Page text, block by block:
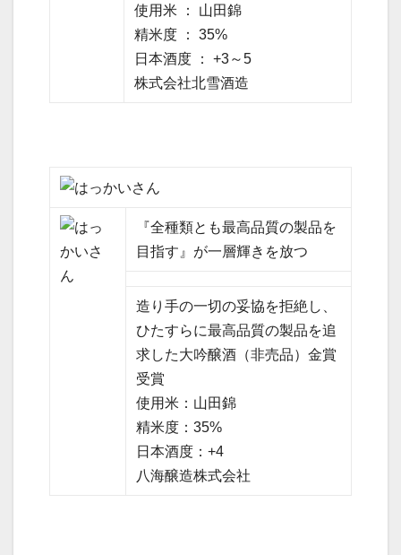
使用米 ： 山田錦
精米度 ： 35%
日本酒度 ： +3～5
株式会社北雪酒造
『全種類とも最高品質の製品を
目指す』が一層輝きを放つ
造り手の一切の妥協を拒絶し、
ひたすらに最高品質の製品を追
求した大吟醸酒（非売品）金賞
受賞
使用米：山田錦
精米度：35%
日本酒度：+4
八海醸造株式会社